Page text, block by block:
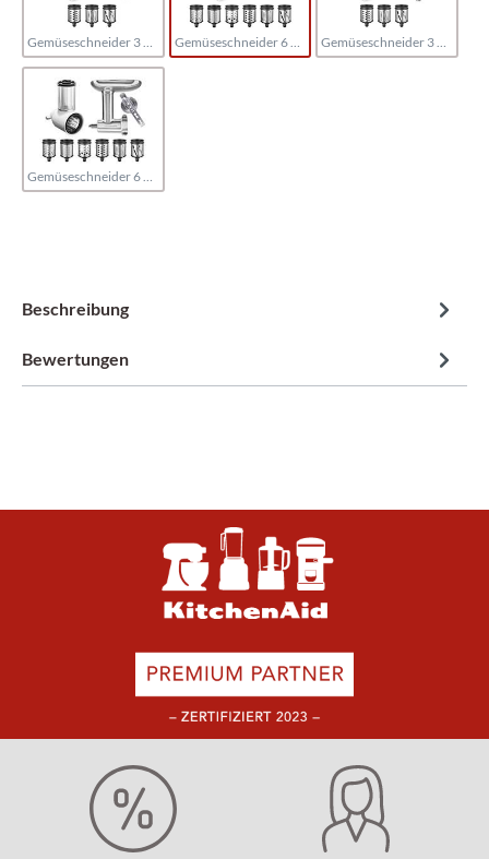
Beschreibung
Bewertungen